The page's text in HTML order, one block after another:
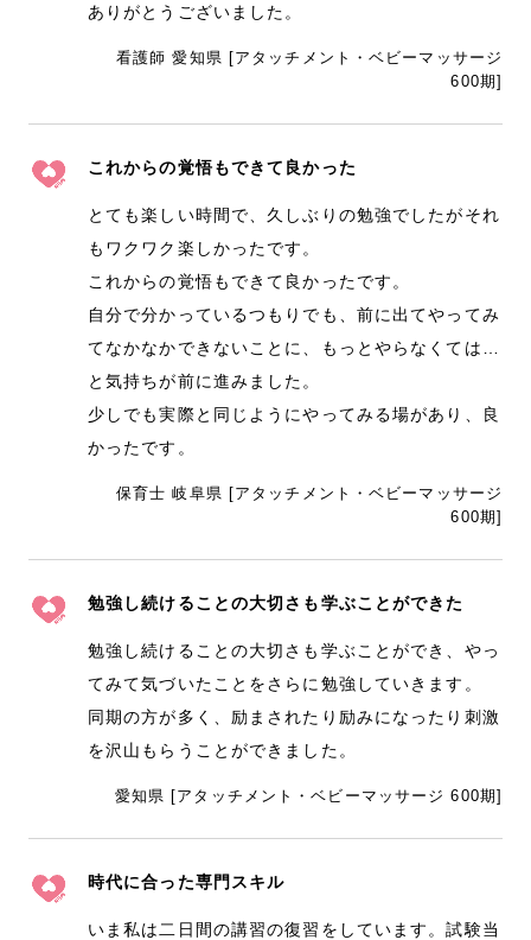
ありがとうございました。
看護師 愛知県 [アタッチメント・ベビーマッサージ
600期]
これからの覚悟もできて良かった
とても楽しい時間で、久しぶりの勉強でしたがそれ
もワクワク楽しかったです。
これからの覚悟もできて良かったです。
自分で分かっているつもりでも、前に出てやってみ
てなかなかできないことに、もっとやらなくては…
と気持ちが前に進みました。
少しでも実際と同じようにやってみる場があり、良
かったです。
保育士 岐阜県 [アタッチメント・ベビーマッサージ
600期]
勉強し続けることの大切さも学ぶことができた
勉強し続けることの大切さも学ぶことができ、やっ
てみて気づいたことをさらに勉強していきます。
同期の方が多く、励まされたり励みになったり刺激
を沢山もらうことができました。
愛知県 [アタッチメント・ベビーマッサージ 600期]
時代に合った専門スキル
いま私は二日間の講習の復習をしています。試験当